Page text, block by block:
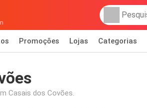
Promoções Lojas Categorias
Casais dos Covões.